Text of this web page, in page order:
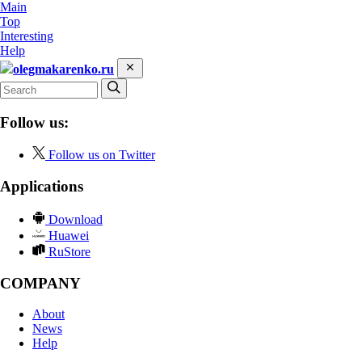
Main
Top
Interesting
Help
olegmakarenko.ru
Follow us:
Follow us on Twitter
Applications
Download
Huawei
RuStore
COMPANY
About
News
Help